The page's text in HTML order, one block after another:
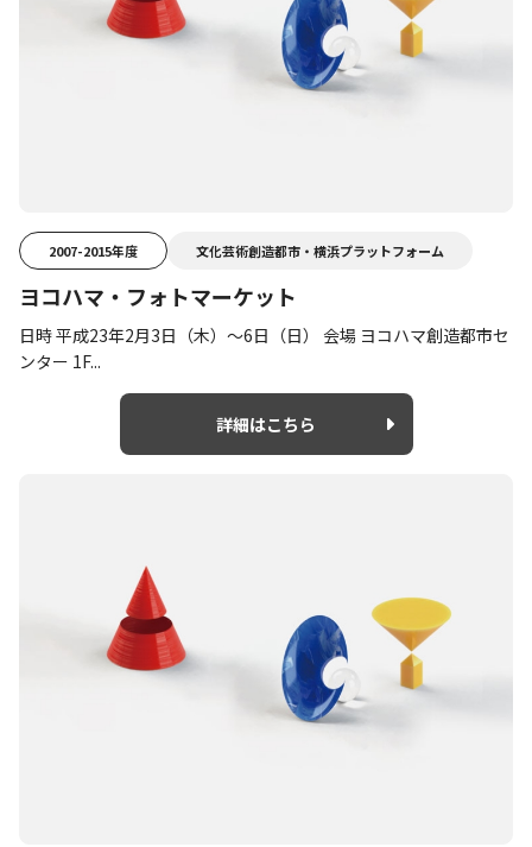
2007-2015年度 文化芸術創造都市・横浜プラットフォーム
ヨコハマ・フォトマーケット
日時 平成23年2月3日（木）～6日（日） 会場 ヨコハマ創造都市セ
ンター 1F...
詳細はこちら